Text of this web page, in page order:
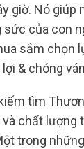
giờ. Nó giúp
sức của con
sắm chọn
& chóng
tìm
chất lượng
trong